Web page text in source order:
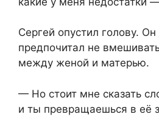
Сергей опустил голову.
предпочитал не
между женой и матерью.
— Но стоит мне сказать
и ты превращаешься в её